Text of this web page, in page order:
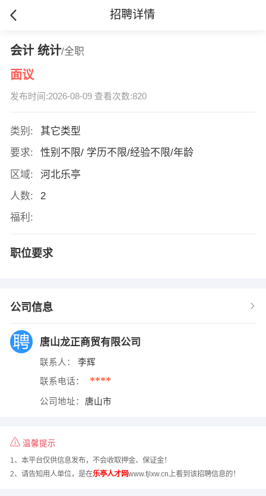
招聘详情
会计 统计/全职
面议
发布时间:2026-08-09 查看次数:820
类别:
其它类型
要求:
性别不限/ 学历不限/经验不限/年龄
区域:
河北乐亭
人数:
2
福利:
职位要求
公司信息
唐山龙正商贸有限公司
联系人： 李辉
联系电话： ****
公司地址： 唐山市
温馨提示
1、本平台仅供信息发布，不会收取押金、保证金！
2、请告知用人单位，是在乐亭人才网www.fjlxw.cn上看到该招聘信息的！